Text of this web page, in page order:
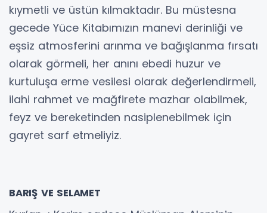
kıymetli ve üstün kılmaktadır. Bu müstesna
gecede Yüce Kitabımızın manevi derinliği ve
eşsiz atmosferini arınma ve bağışlanma fırsatı
olarak görmeli, her anını ebedi huzur ve
kurtuluşa erme vesilesi olarak değerlendirmeli,
ilahi rahmet ve mağfirete mazhar olabilmek,
feyz ve bereketinden nasiplenebilmek için
gayret sarf etmeliyiz.
BARIŞ VE SELAMET